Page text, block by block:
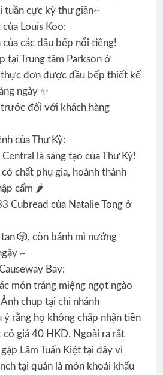
tuần cực kỳ thư giãn~
Louis Koo:
của các đầu bếp nổi tiếng!
tại Trung tâm Parkson ở
thực đơn được đầu bếp thiết kế
ngày ✨
đối với khách hàng
của Thư Kỳ:
là sáng tạo của Thư Kỳ!
chất phụ gia, hoành thánh
cẩm 🌶️
Cubread của Natalie Tong ở
🎲, còn bánh mì nướng
~
Bay:
món tráng miệng ngọt ngào
chụp tại chi nhánh
ý rằng họ không chấp nhận tiền
có giá 40 HKD. Ngoài ra rất
Lâm Tuấn Kiệt tại đây vì
tại quán là món khoái khẩu